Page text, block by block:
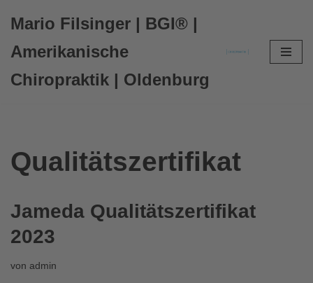
Inhalt
springen
Mario Filsinger | BGI® |
Amerikanische
Chiropraktik | Oldenburg
Qualitätszertifikat
Jameda Qualitätszertifikat
2023
von admin